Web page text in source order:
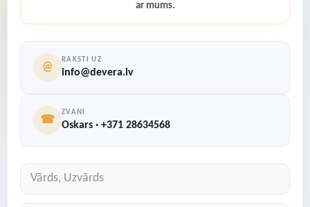
ar mums.
@
RAKSTI UZ
info@devera.lv
☎
ZVANI
Oskars · +371 28634568